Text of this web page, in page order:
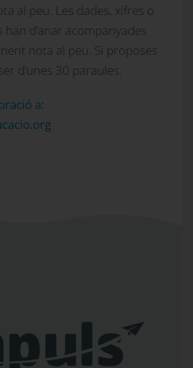
al peu. Les dades, xifres o
d’anar acompanyades
nota al peu. Si proposes
d’unes 30 paraules.
a: